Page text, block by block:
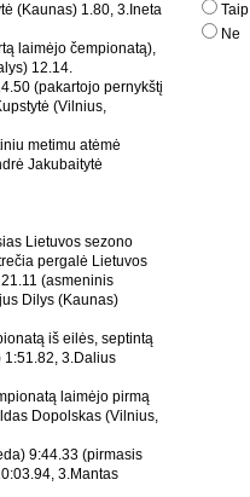
(Kaunas) 1.80, 3.Ineta
laimėjo čempionatą),
12.14.
(pakartojo pernykštį
(Vilnius,
metimu atėmė
Jakubaitytė
Lietuvos sezono
pergalė Lietuvos
(asmeninis
Dilys (Kaunas)
iš eilės, septintą
1:51.82, 3.Dalius
laimėjo pirmą
Dopolskas (Vilnius,
9:44.33 (pirmasis
3.Mantas
Taip
Ne